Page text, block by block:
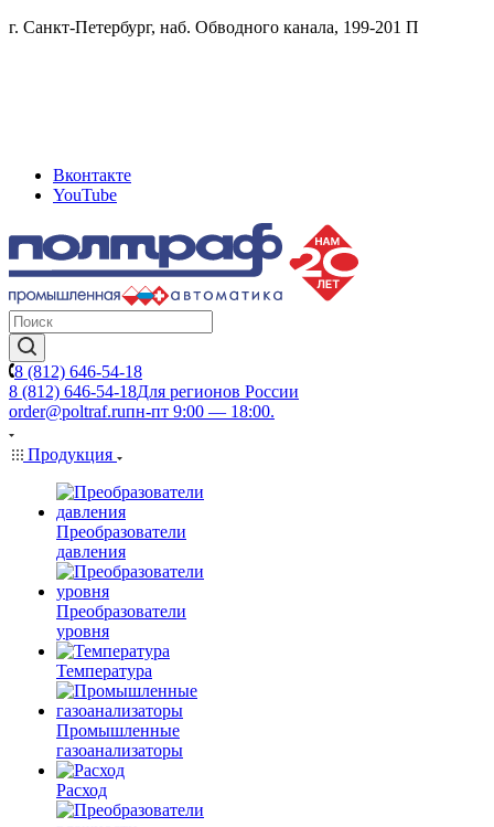
г. Санкт-Петербург, наб. Обводного канала, 199-201 П
Вконтакте
YouTube
8 (812) 646-54-18
8 (812) 646-54-18Для регионов России
order@poltraf.ruпн-пт 9:00 — 18:00.
Продукция
Преобразователи
давления
Преобразователи
уровня
Температура
Промышленные
газоанализаторы
Расход